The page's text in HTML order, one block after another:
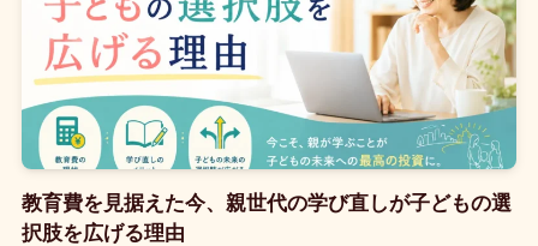
教育費を見据えた今、親世代の学び直しが子どもの選
択肢を広げる理由